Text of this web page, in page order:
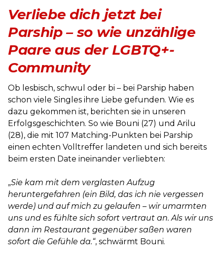
Verliebe dich jetzt bei
Parship – so wie unzählige
Paare aus der LGBTQ+-
Community
Ob lesbisch, schwul oder bi – bei Parship haben
schon viele Singles ihre Liebe gefunden. Wie es
dazu gekommen ist, berichten sie in unseren
Erfolgsgeschichten. So wie Bouni (27) und Arilu
(28), die mit 107 Matching-Punkten bei Parship
einen echten Volltreffer landeten und sich bereits
beim ersten Date ineinander verliebten:
„Sie kam mit dem verglasten Aufzug
heruntergefahren (ein Bild, das ich nie vergessen
werde) und auf mich zu gelaufen – wir umarmten
uns und es fühlte sich sofort vertraut an. Als wir uns
dann im Restaurant gegenüber saßen waren
sofort die Gefühle da.“, schwärmt Bouni.